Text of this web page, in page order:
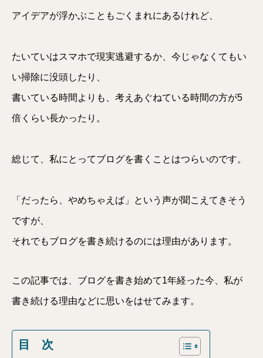
アイデアが浮かぶこともごくまれにあるけれど、
たいていはスマホで現実逃避するか、今じゃなくてもい
い掃除に没頭したり、
書いている時間よりも、考えあぐねている時間の方が5
倍くらい長かったり。
総じて、私にとってブログを書くことはつらいのです。
「だったら、やめちゃえば」という声が聞こえてきそう
ですが、
それでもブログを書き続けるのには理由があります。
この記事では ブログを書き始めて1年経った今、私が
書き続ける理由などに思いをはせてみます。
目 次